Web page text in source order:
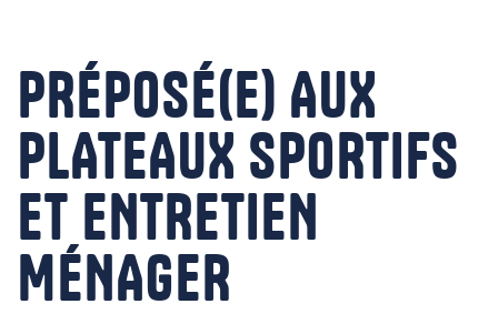
PRÉPOSÉ(E) AUX
PLATEAUX SPORTIFS
ET ENTRETIEN
MÉNAGER